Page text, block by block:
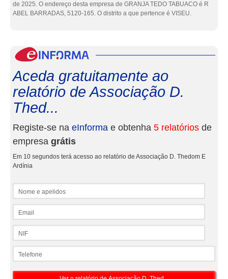
de 2025. O endereço desta empresa de GRANJA TEDO TABUACO é R
ABEL BARRADAS, 5120-165. O distrito a que pertence é VISEU.
Aceda gratuitamente ao
relatório de Associação D.
Thed...
Registe-se na eInforma e obtenha 5 relatórios de
empresa grátis
Em 10 segundos terá acesso ao relatório de Associação D. Thedom E
Ardínia